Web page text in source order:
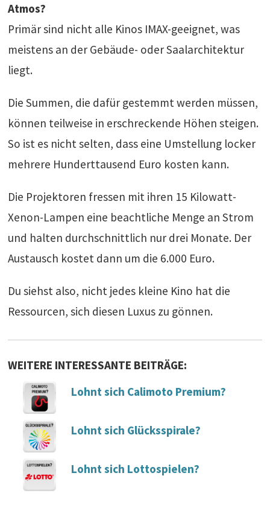
Atmos?
Primär sind nicht alle Kinos IMAX-geeignet, was
meistens an der Gebäude- oder Saalarchitektur
liegt.
Die Summen, die dafür gestemmt werden müssen,
können teilweise in erschreckende Höhen steigen.
So ist es nicht selten, dass eine Umstellung locker
mehrere Hunderttausend Euro kosten kann.
Die Projektoren fressen mit ihren 15 Kilowatt-
Xenon-Lampen eine beachtliche Menge an Strom
und halten durchschnittlich nur drei Monate. Der
Austausch kostet dann um die 6.000 Euro.
Du siehst also, nicht jedes kleine Kino hat die
Ressourcen, sich diesen Luxus zu gönnen.
WEITERE INTERESSANTE BEITRÄGE:
Lohnt sich Calimoto Premium?
Lohnt sich Glücksspirale?
Lohnt sich Lottospielen?